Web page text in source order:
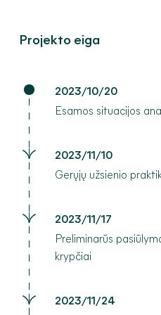
Projekto eiga
2023/10/20
Esamos situacijos
2023/11/10
Gerųjų užsienio
2023/11/17
Preliminarūs
krypčiai
2023/11/24